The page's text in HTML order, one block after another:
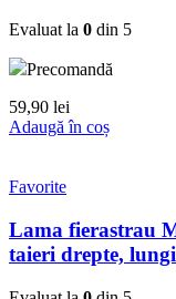
Evaluat la 0 din 5
Precomandă
59,90 lei
Adaugă în coș
Favorite
Lama fierastrau
taieri drepte,